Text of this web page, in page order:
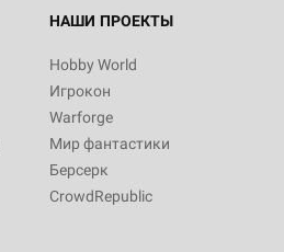
НАШИ ПРОЕКТЫ
Hobby World
Игрокон
Warforge
Мир фантастики
Берсерк
CrowdRepublic